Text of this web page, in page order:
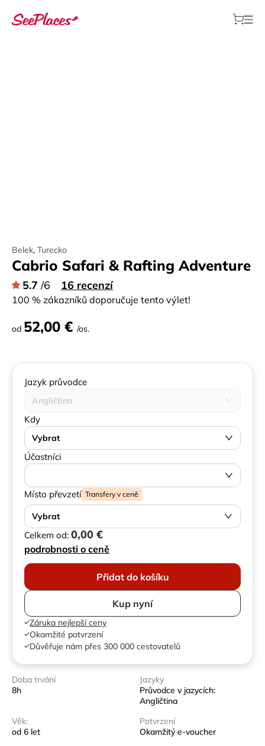
Belek, Turecko
Cabrio Safari & Rafting Adventure
5.7 /6 16 recenzí
100 % zákazníků doporučuje tento výlet!
od 52,00 € /os.
Jazyk průvodce
Angličtina
Kdy
Vybrat
Účastníci
Místo převzetí Transfery v ceně
Vybrat
Celkem od: 0,00 €
podrobnosti o ceně
Přidat do košíku
Kup nyní
Záruka nejlepší ceny
Okamžité potvrzení
Důvěřuje nám přes 300 000 cestovatelů
Doba trvání
8h
Jazyky
Průvodce v jazycích:
Angličtina
Věk:
od 6 let
Potvrzení
Okamžitý e-voucher